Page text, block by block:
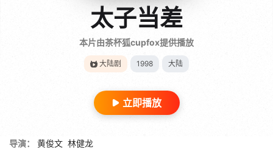
太子当差
本片由茶杯狐cupfox提供播放
大陆剧 1998 大陆
立即播放
导演： 黄俊文 林健龙